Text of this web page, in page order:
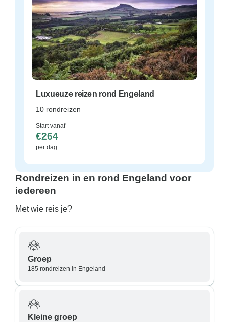
Luxueuze reizen rond Engeland
10 rondreizen
Start vanaf
€264
per dag
Rondreizen in en rond Engeland voor
iedereen
Met wie reis je?
Groep
185 rondreizen in Engeland
Kleine groep